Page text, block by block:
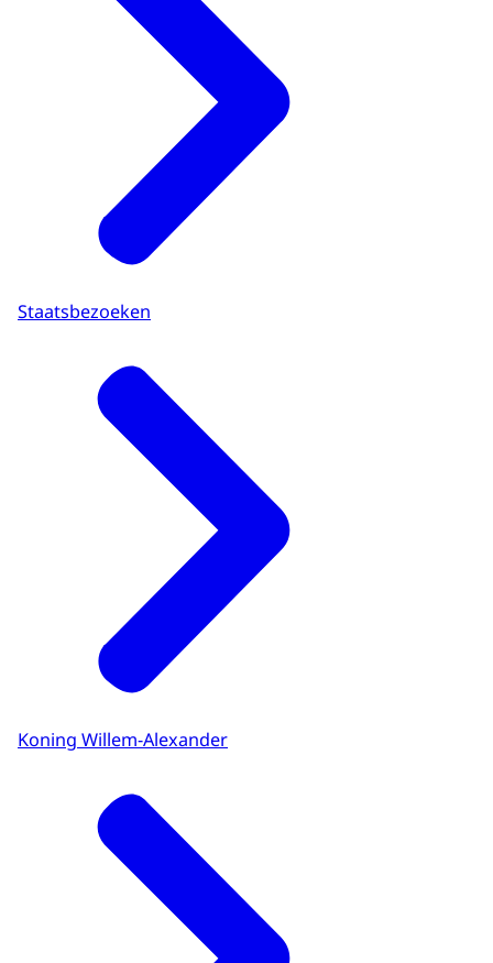
Staatsbezoeken
Koning Willem-Alexander